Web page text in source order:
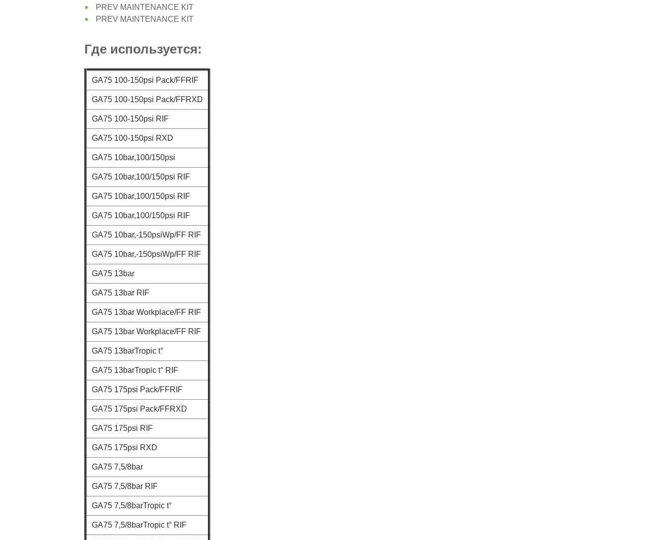
PREV MAINTENANCE KIT
PREV MAINTENANCE KIT
Где используется:
GA75 100-150psi Pack/FFRIF
GA75 100-150psi Pack/FFRXD
GA75 100-150psi RIF
GA75 100-150psi RXD
GA75 10bar,100/150psi
GA75 10bar,100/150psi RIF
GA75 10bar,100/150psi RIF
GA75 10bar,100/150psi RIF
GA75 10bar,-150psiWp/FF RIF
GA75 10bar,-150psiWp/FF RIF
GA75 13bar
GA75 13bar RIF
GA75 13bar Workplace/FF RIF
GA75 13bar Workplace/FF RIF
GA75 13barTropic t°
GA75 13barTropic t° RIF
GA75 175psi Pack/FFRIF
GA75 175psi Pack/FFRXD
GA75 175psi RIF
GA75 175psi RXD
GA75 7,5/8bar
GA75 7,5/8bar RIF
GA75 7,5/8barTropic t°
GA75 7,5/8barTropic t° RIF